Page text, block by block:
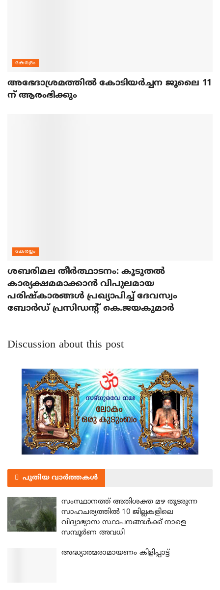
കേരളം
അഭേദാശ്രമത്തില്‍ കോടിയര്‍ച്ചന ജൂലൈ 11
ന് ആരംഭിക്കും
കേരളം
ശബരിമല തീര്‍ത്ഥാടനം: കൂടുതല്‍
കാര്യക്ഷമമാക്കാന്‍ വിപുലമായ
പരിഷ്‌കാരങ്ങള്‍ പ്രഖ്യാപിച്ച് ദേവസ്വം
ബോര്‍ഡ് പ്രസിഡന്റ് കെ.ജയകുമാര്‍
Discussion about this post
പുതിയ വാർത്തകൾ
സംസ്ഥാനത്ത് അതിശക്ത മഴ തുടരുന്ന
സാഹചര്യത്തിൽ 10 ജില്ലകളിലെ
വിദ്യാഭ്യാസ സ്ഥാപനങ്ങൾക്ക് നാളെ
സമ്പൂർണ അവധി
അദ്ധ്യാത്മരാമായണം കിളിപ്പാട്ട്